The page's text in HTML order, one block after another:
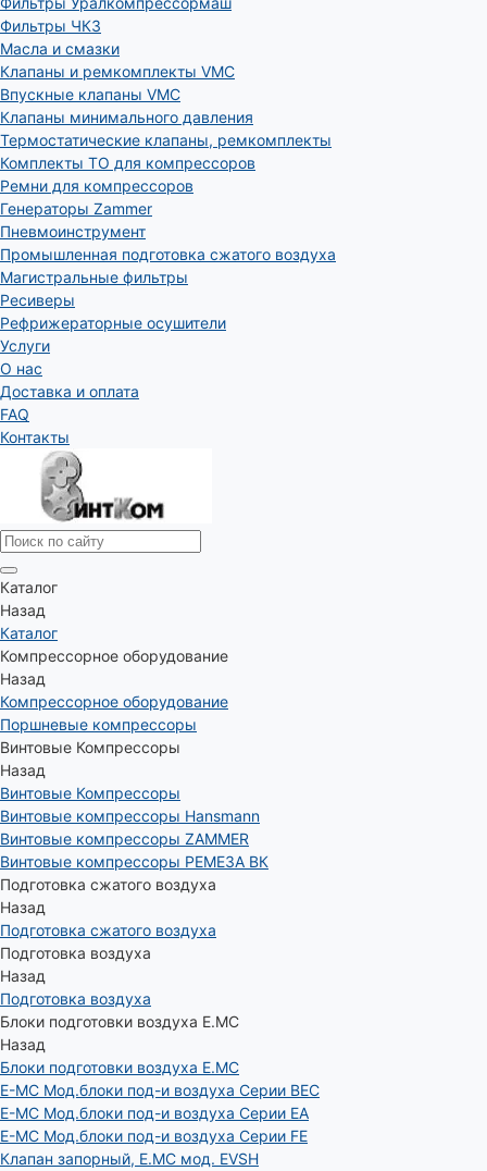
Фильтры ЧКЗ
Масла и смазки
Клапаны и ремкомплекты VMC
Впускные клапаны VMC
Клапаны минимального давления
Термостатические клапаны, ремкомплекты
Комплекты ТО для компрессоров
Ремни для компрессоров
Генераторы Zammer
Пневмоинструмент
Промышленная подготовка сжатого воздуха
Магистральные фильтры
Ресиверы
Рефрижераторные осушители
Услуги
О нас
Доставка и оплата
FAQ
Контакты
Каталог
Назад
Каталог
Компрессорное оборудование
Назад
Компрессорное оборудование
Поршневые компрессоры
Винтовые Компрессоры
Назад
Винтовые Компрессоры
Винтовые компрессоры Hansmann
Винтовые компрессоры ZAMMER
Винтовые компрессоры РЕМЕЗА ВК
Подготовка сжатого воздуха
Назад
Подготовка сжатого воздуха
Подготовка воздуха
Назад
Подготовка воздуха
Блоки подготовки воздуха E.MC
Назад
Блоки подготовки воздуха E.MC
E-MC Мод.блоки под-и воздуха Серии BEC
E-MC Мод.блоки под-и воздуха Серии EA
E-MC Мод.блоки под-и воздуха Серии FE
Клапан запорный, E.MC мод. EVSH